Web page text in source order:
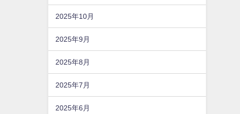
2025年10月
2025年9月
2025年8月
2025年7月
2025年6月